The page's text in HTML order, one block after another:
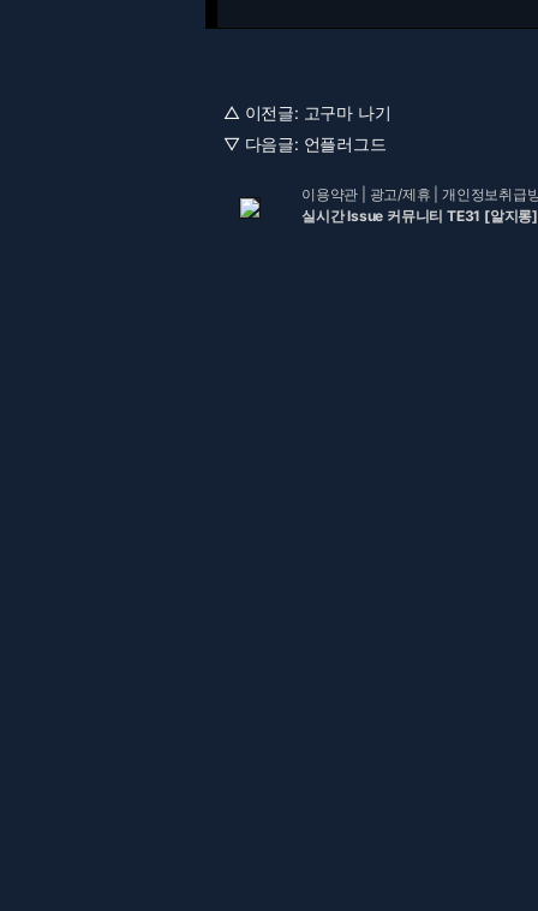
△ 이전글: 고구마 나기
▽ 다음글: 언플러그드
이용약관 광고/제휴 |개인정보취급
실시간 Issue 커뮤니티 TE31 [알지